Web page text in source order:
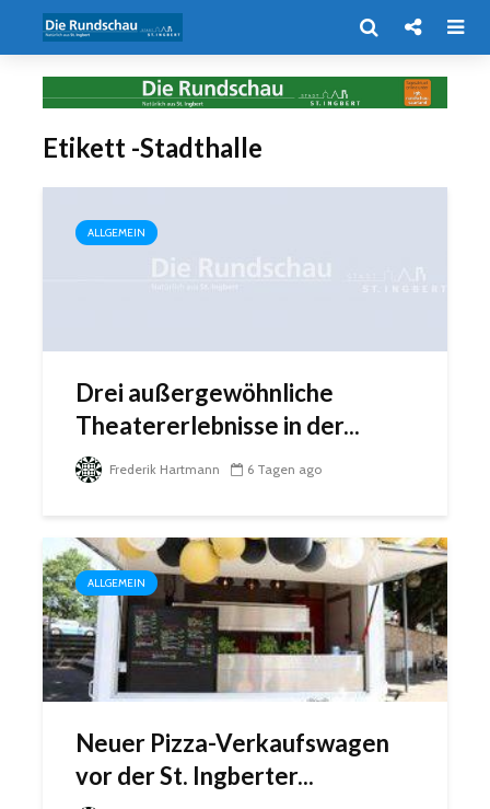
Etikett -Stadthalle
ALLGEMEIN
Drei außergewöhnliche
Theatererlebnisse in der...
Frederik Hartmann 6 Tagen ago
ALLGEMEIN
Neuer Pizza-Verkaufswagen
vor der St. Ingberter...